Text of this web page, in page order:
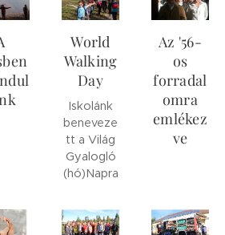
World
Walking
Day
Iskolánk
beneveze
tt a Világ
Gyalogló
(hó)Napra
Az '56-
os
forradal
omra
emlékez
ve